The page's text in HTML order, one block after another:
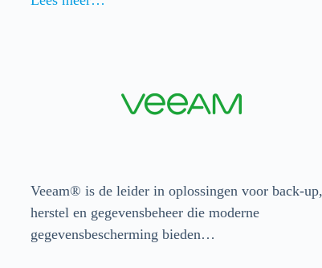
Veeam® is de leider in oplossingen voor back-up,
herstel en gegevensbeheer die moderne
gegevensbescherming bieden…